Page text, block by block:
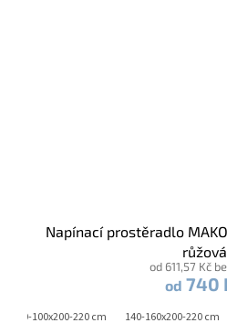
Napínací prostěradlo
růžová
od 611,57 Kč
od 740
90-100x200-220 cm 140-160x200-220 cm